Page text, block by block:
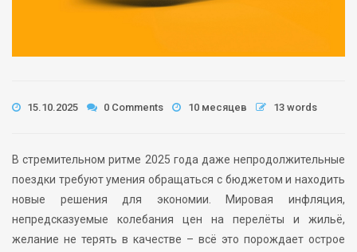
15.10.2025 0 Comments 10 месяцев 13 words
В стремительном ритме 2025 года даже непродолжительные
поездки требуют умения обращаться с бюджетом и находить
новые решения для экономии. Мировая инфляция,
непредсказуемые колебания цен на перелёты и жильё,
желание не терять в качестве – всё это порождает острое